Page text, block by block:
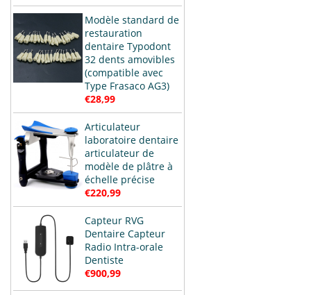
Modèle standard de
restauration
dentaire Typodont
32 dents amovibles
(compatible avec
Type Frasaco AG3)
€28,99
Articulateur
laboratoire dentaire
articulateur de
modèle de plâtre à
échelle précise
€220,99
Capteur RVG
Dentaire Capteur
Radio Intra-orale
Dentiste
€900,99